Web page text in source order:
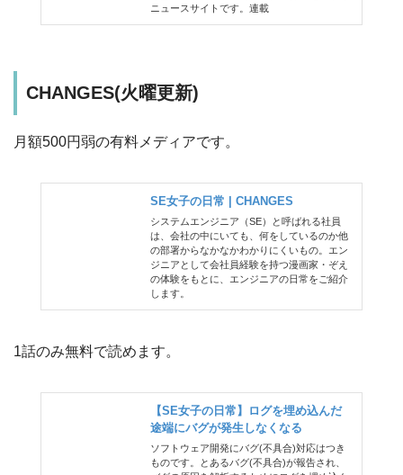
ニュースサイトです。連載
CHANGES(火曜更新)
月額500円弱の有料メディアです。
SE女子の日常 | CHANGES
システムエンジニア（SE）と呼ばれる社員
は、会社の中にいても、何をしているのか他
の部署からなかなかわかりにくいもの。エン
ジニアとして会社員経験を持つ漫画家・ぞえ
の体験をもとに、エンジニアの日常をご紹介
します。
1話のみ無料で読めます。
【SE女子の日常】ログを埋め込んだ
途端にバグが発生しなくなる
ソフトウェア開発にバグ(不具合)対応はつき
ものです。とあるバグ(不具合)が報告され、